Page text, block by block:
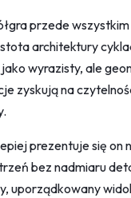
przede
architektury
wyrazisty, ale
zyskują na
prezentuje się on
bez nadmiaru
uporządkowany